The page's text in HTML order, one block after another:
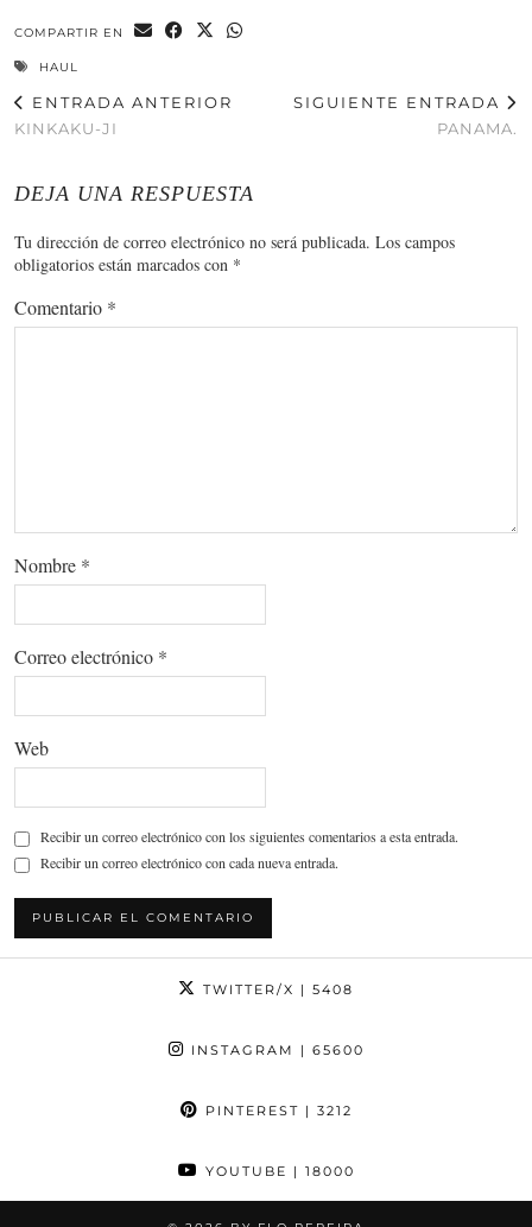
COMPARTIR EN
HAUL
ENTRADA ANTERIOR
KINKAKU-JI
SIGUIENTE ENTRADA
PANAMA.
DEJA UNA RESPUESTA
Tu dirección de correo electrónico no será publicada. Los campos
obligatorios están marcados con *
Comentario *
Nombre *
Correo electrónico *
Web
Recibir un correo electrónico con los siguientes comentarios a esta entrada.
Recibir un correo electrónico con cada nueva entrada.
TWITTER/X | 5408
INSTAGRAM | 65600
PINTEREST | 3212
YOUTUBE | 18000